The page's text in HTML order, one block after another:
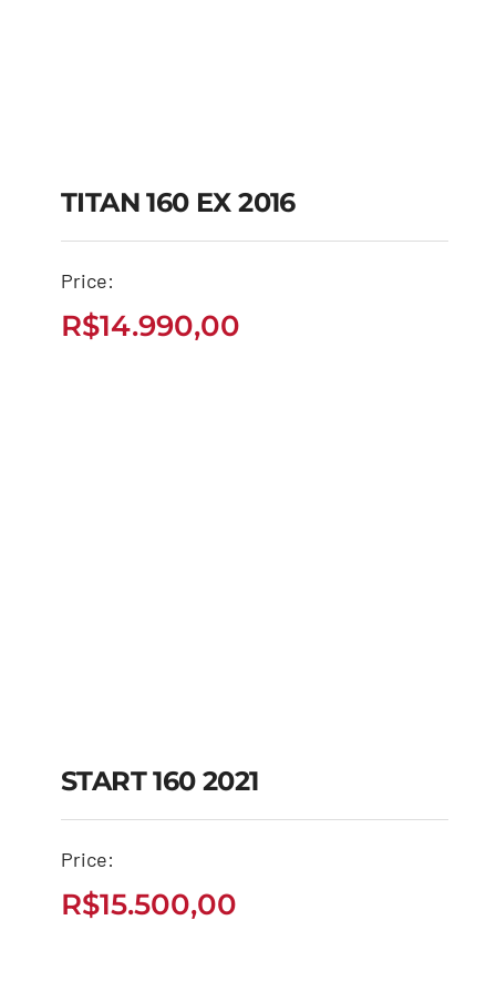
TITAN 160 EX 2016
R$14.990,00
TITAN 160 EX 2016
Price:
R$14.990,00
R$15.500,00
START 160 2021
Price:
R$15.500,00